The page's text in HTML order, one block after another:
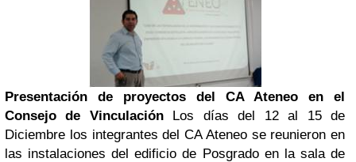
Presentación de proyectos del CA Ateneo en el
Consejo de Vinculación
Los días del 12 al 15 de
Diciembre los integrantes del CA Ateneo se reunieron en
las instalaciones del edificio de Posgrado en la sala de